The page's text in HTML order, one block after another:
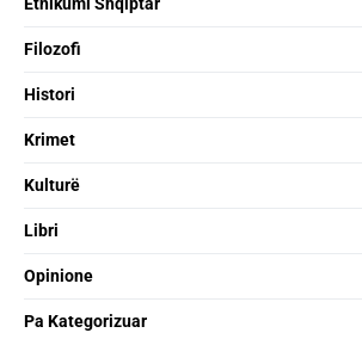
Filozofi
Histori
Krimet
Kulturë
Libri
Opinione
Pa Kategorizuar